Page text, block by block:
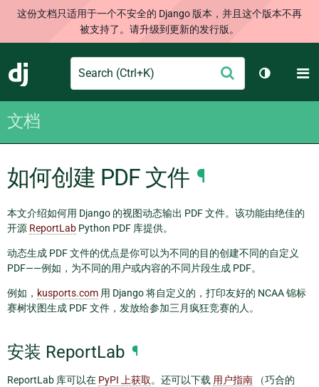
这份文档只适用于一个不安全的 Django 版本，并且这个版本不再
被支持了。请升级到更新的发行版。
Django
Search
交
切换主题
文档
如何创建 PDF 文件 ¶
本文介绍如何用 Django 的视图动态输出 PDF 文件。该功能由绝佳的
开源 ReportLab Python PDF 库提供。
动态生成 PDF 文件的优点是你可以为不同的目的创建不同的自定义
PDF——例如，为不同的用户或内容的不同片段生成 PDF。
例如， kusports.com 用 Django 将自定义的，打印友好的 NCAA 锦标
赛树状图生成 PDF 文件，发放给参加三月疯狂竞赛的人。
安装 ReportLab ¶
ReportLab 库可以在 PyPI 上获取。还可以下载 用户指南 （巧合的